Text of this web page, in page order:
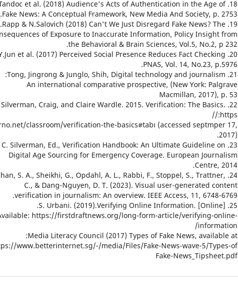
18. E.Tandoc et al. (2018) Audience's Acts of Authentication in the Age of
Fake News: A Conceptual Framework, New Media And Society, p. 2753.
19. D.Rapp & N.Salovich (2018) Can't We Just Disregard Fake News? The
of Exposure to Inaccurate Information, Policy Insight from
the Behavioral & Brain Sciences, Vol.5, No.2, p 232.
20. Y.Jun et al. (2017) Perceived Social Presence Reduces Fact Checking,
PNAS, Vol. 14, No.23, p.5976.
21. Tong, Jingrong & Junglo, Shih, Digital technology and journalism:
An international comparative prospective, (New York: Palgrave
Macmillan, 2017), p. 53
22. Silverman, Craig, and Claire Wardle. 2015. Verification: The Basics.
https://
classroom/verification-the-basics#tabı (accessed septmper 17,
2017).
23. C. Silverman, Ed., Verification Handbook: An Ultimate Guideline on
Digital Age Sourcing for Emergency Coverage. European Journalism
Centre, 2014.
Khan, S. A., Sheikhi, G., Opdahl, A. L., Rabbi, F., Stoppel, S., Trattner,
C., & Dang-Nguyen, D. T. (2023). Visual user-generated content
verification in journalism: An overview. IEEE Access, 11, 6748-6769.
25. S. Urbani. (2019).Verifying Online Information. [Online].
https://firstdraftnews.org/long-form-article/verifying-online-
information/
Media Literacy Council (2017) Types of Fake News, available at:
www.betterinternet.sg/-/media/Files/Fake-News-wave-5/Types-of-
Fake-News_Tipsheet.pdf